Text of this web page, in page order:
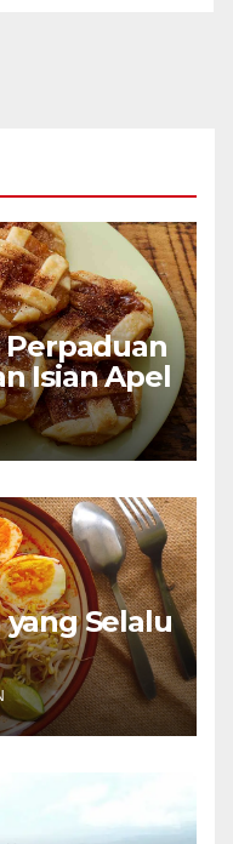
Perpaduan
Isian Apel
Selalu